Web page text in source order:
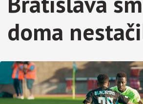
doma